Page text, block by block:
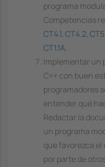
programa
Competencias
CT4.1, CT4.2,
CT1.1A,
Implementar un
C++ con buen
programadores
entender qué
Redactar la
un programa
que favorezca el
por parte de